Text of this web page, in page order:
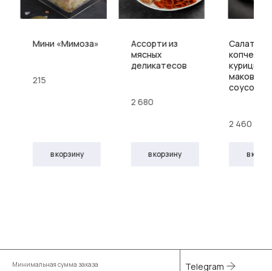
Мини «Мимоза»
215
в корзину
Ассорти из
мясных
деликатесов
2 680
в корзину
Салат из
копченой
курицы с
маковым
соусом
2 460
в
Минимальная сумма заказа Telegram